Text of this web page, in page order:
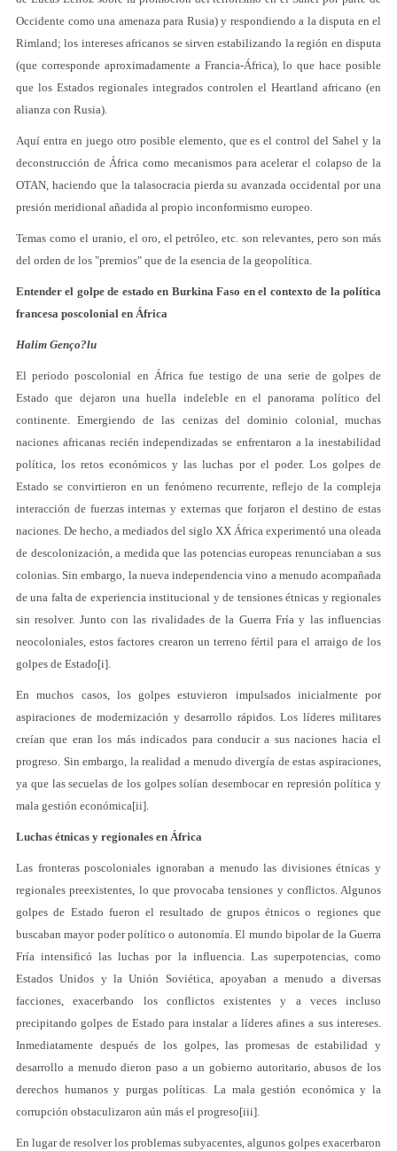
Occidente como una amenaza para Rusia) y respondiendo a la disputa en el
Rimland; los intereses africanos se sirven estabilizando la región en disputa
(que corresponde aproximadamente a Francia-África), lo que hace posible
que los Estados regionales integrados controlen el Heartland africano (en
alianza con Rusia).
Aquí entra en juego otro posible elemento, que es el control del Sahel y la
deconstrucción de África como mecanismos para acelerar el colapso de la
OTAN, haciendo que la talasocracia pierda su avanzada occidental por una
presión meridional añadida al propio inconformismo europeo.
Temas como el uranio, el oro, el petróleo, etc. son relevantes, pero son más
del orden de los "premios" que de la esencia de la geopolítica.
Entender el golpe de estado en Burkina Faso en el contexto de la política
francesa poscolonial en África
Halim Genço?lu
El periodo poscolonial en África fue testigo de una serie de golpes de
Estado que dejaron una huella indeleble en el panorama político del
continente. Emergiendo de las cenizas del dominio colonial, muchas
naciones africanas recién independizadas se enfrentaron a la inestabilidad
política, los retos económicos y las luchas por el poder. Los golpes de
Estado se convirtieron en un fenómeno recurrente, reflejo de la compleja
interacción de fuerzas internas y externas que forjaron el destino de estas
naciones. De hecho, a mediados del siglo XX África experimentó una oleada
de descolonización, a medida que las potencias europeas renunciaban a sus
colonias. Sin embargo, la nueva independencia vino a menudo acompañada
de una falta de experiencia institucional y de tensiones étnicas y regionales
sin resolver. Junto con las rivalidades de la Guerra Fría y las influencias
neocoloniales, estos factores crearon un terreno fértil para el arraigo de los
golpes de Estado[i].
En muchos casos, los golpes estuvieron impulsados inicialmente por
aspiraciones de modernización y desarrollo rápidos. Los líderes militares
creían que eran los más indicados para conducir a sus naciones hacia el
progreso. Sin embargo, la realidad a menudo divergía de estas aspiraciones,
ya que las secuelas de los golpes solían desembocar en represión política y
mala gestión económica[ii].
Luchas étnicas y regionales en África
Las fronteras poscoloniales ignoraban a menudo las divisiones étnicas y
regionales preexistentes, lo que provocaba tensiones y conflictos. Algunos
golpes de Estado fueron el resultado de grupos étnicos o regiones que
buscaban mayor poder político o autonomía. El mundo bipolar de la Guerra
Fría intensificó las luchas por la influencia. Las superpotencias, como
Estados Unidos y la Unión Soviética, apoyaban a menudo a diversas
facciones, exacerbando los conflictos existentes y a veces incluso
precipitando golpes de Estado para instalar a líderes afines a sus intereses.
Inmediatamente después de los golpes, las promesas de estabilidad y
desarrollo a menudo dieron paso a un gobierno autoritario, abusos de los
derechos humanos y purgas políticas. La mala gestión económica y la
corrupción obstaculizaron aún más el progreso[iii].
En lugar de resolver los problemas subyacentes, algunos golpes exacerbaron